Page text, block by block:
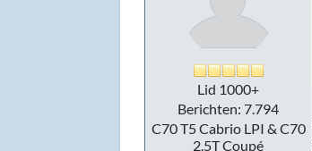
Lid 1000+
Berichten: 7.794
C70 T5 Cabrio LPI & C70
2.5T Coupé